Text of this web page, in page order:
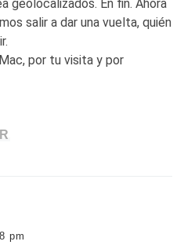
geolocalizados. En fin. Ahora
salir a dar una vuelta, quién
por tu visita y por
pm